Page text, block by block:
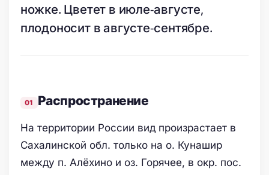
ножке. Цветет в июле-августе,
плодоносит в августе-сентябре.
Распространение
На территории России вид произрастает в
Сахалинской обл. только на о. Кунашир
между п. Алёхино и оз. Горячее, в окр. пос.